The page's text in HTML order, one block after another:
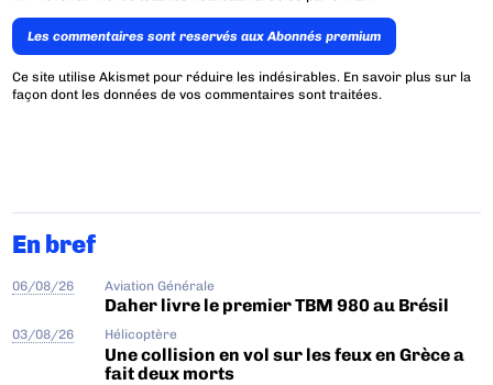
Les commentaires sont reservés aux Abonnés premium
Ce site utilise Akismet pour réduire les indésirables. En savoir plus sur la
façon dont les données de vos commentaires sont traitées.
En bref
06/08/26 Aviation Générale
Daher livre le premier TBM 980 au Brésil
03/08/26 Hélicoptère
Une collision en vol sur les feux en Grèce a
fait deux morts